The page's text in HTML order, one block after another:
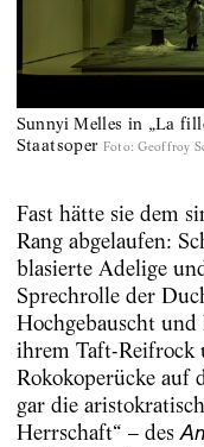
Sunnyi Melles in „La
Staatsoper Foto: Geoffroy
Fast hätte sie dem
Rang abgelaufen:
blasierte Adelige
Sprechrolle der
Hochgebauscht
ihrem Taft-Reifrock
Rokokoperücke auf
gar die
Herrschaft“ – des